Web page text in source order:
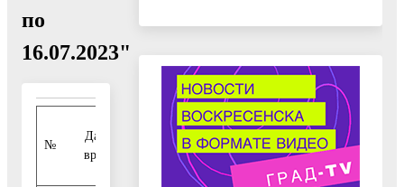
по
16.07.2023"
№
Дата,
время
Адрес ФИО